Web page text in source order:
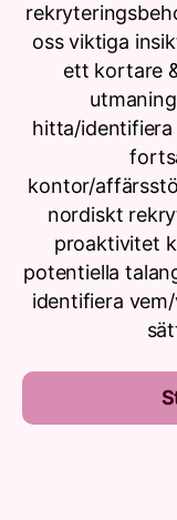
oss viktiga
ett kortare
hitta/
kontor/
nordiskt
proaktivitet
potentiella
identifiera